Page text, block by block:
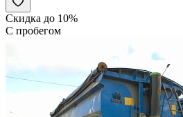
Скидка до 10%
С пробегом